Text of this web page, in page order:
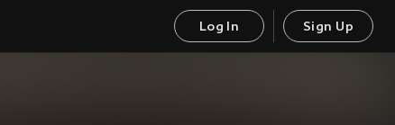
Log In Sign Up